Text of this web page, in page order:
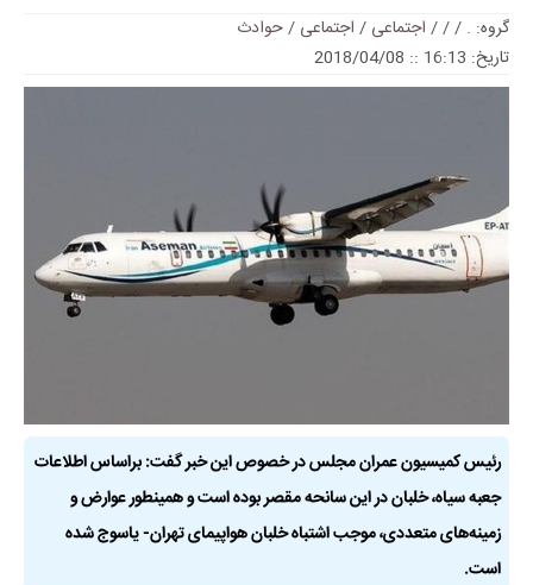
گروه: .
/
/
/ اجتماعی / اجتماعی / حوادث
تاریخ: 16:13 :: 2018/04/08
رئیس کمیسیون عمران مجلس در خصوص این خبر گفت: براساس اطلاعات
جعبه سیاه، خلبان در این سانحه مقصر بوده است و همینطور عوارض و
زمینه‌های متعددی، موجب اشتباه خلبان هواپیمای تهران- یاسوج شده
است.